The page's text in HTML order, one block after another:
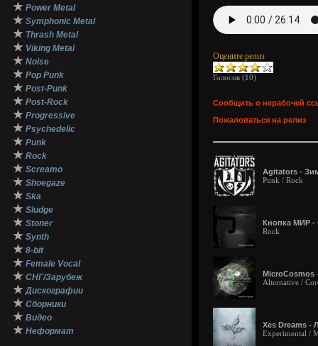
★ Power Metal
★ Symphonic Metal
★ Thrash Metal
★ Viking Metal
★ Noise
★ Pop Punk
★ Post-Punk
★ Post-Rock
★ Progressive
★ Psychedelic
★ Punk
★ Rock
★ Screamo
★ Shoegaze
★ Ska
★ Sludge
★ Stoner
★ Synth
★ 8-bit
★ Female Vocal
★ СНГ/Зарубеж
★ Дискографии
★ Сборники
★ Видео
★ Неформат
Оцените релиз
Голосов (10)
Сообщить о нерабочей
Пожаловаться на релиз
Agitators -
Punk / Rock
Кнопка МИР -
Rock
MicroCosmos
Alternative /
Xes Dreams -
Experimental /